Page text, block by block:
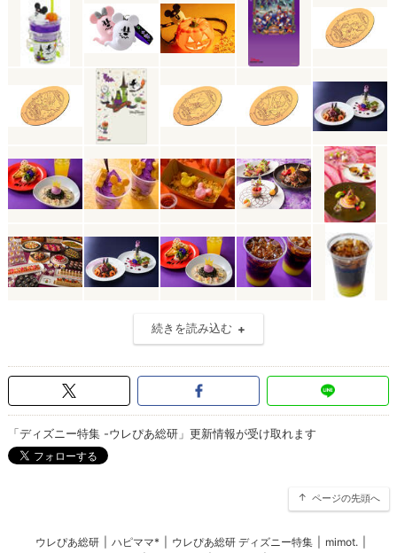
続きを読み込む
「ディズニー特集 -ウレぴあ総研」更新情報が受け取れます
ページの先頭へ
ウレぴあ総研 ハピママ* ウレぴあ総研 ディズニー特集 mimot.